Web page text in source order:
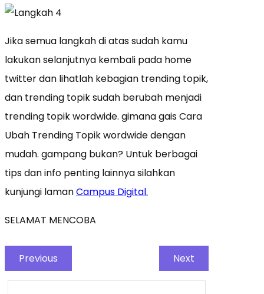
Jika semua langkah di atas sudah kamu
lakukan selanjutnya kembali pada home
twitter dan lihatlah kebagian trending topik,
dan trending topik sudah berubah menjadi
trending topik wordwide. gimana gais Cara
Ubah Trending Topik wordwide dengan
mudah. gampang bukan? Untuk berbagai
tips dan info penting lainnya silahkan
kunjungi lamanCampus Digital.
SELAMAT MENCOBA
Previous Next